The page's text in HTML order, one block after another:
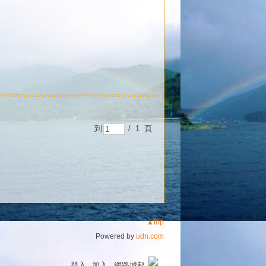
到 / 1 頁
▲top
Powered by udn.com